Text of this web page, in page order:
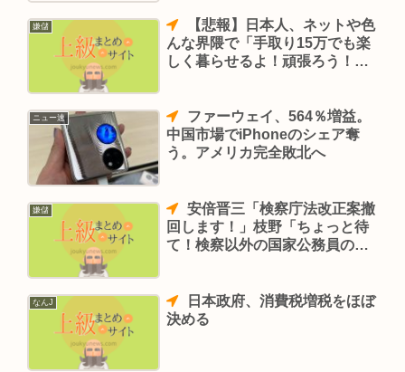
嫌儲
んな界隈で「手取り15万でも楽
しく暮らせるよ！頑張ろう！」
ニュー速
中国市場でiPhoneのシェア奪
う。アメリカ完全敗北へ
嫌儲
安倍晋三「検察庁法改正案撤
回します！」枝野「ちょっと待
て！検察以外の国家公務員の定
なんJ
決める